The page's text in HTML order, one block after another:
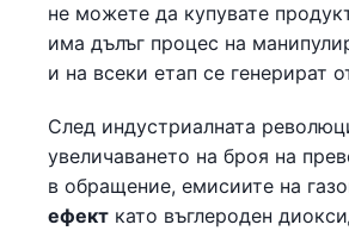
не можете да купувате
има дълъг процес на
и на всеки етап се генерират
След индустриалната
увеличаването на броя на
в обращение, емисиите на
ефект като въглероден